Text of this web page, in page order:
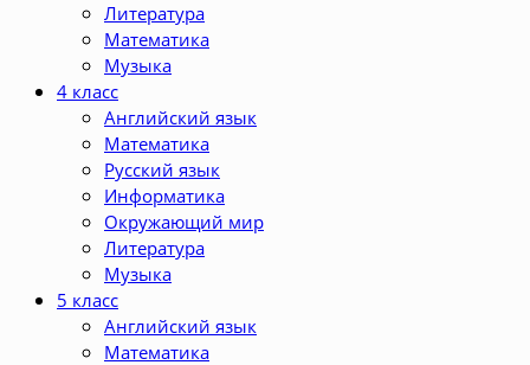
Литература
Математика
Музыка
4 класс
Английский язык
Математика
Русский язык
Информатика
Окружающий мир
Литература
Музыка
5 класс
Английский язык
Математика